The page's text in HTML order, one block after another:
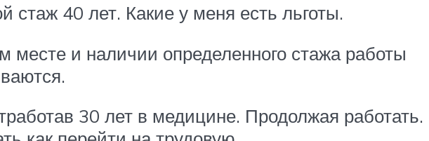
40 лет. Какие у меня есть льготы.
и наличии определенного стажа работы
30 лет в медицине. Продолжая работать.